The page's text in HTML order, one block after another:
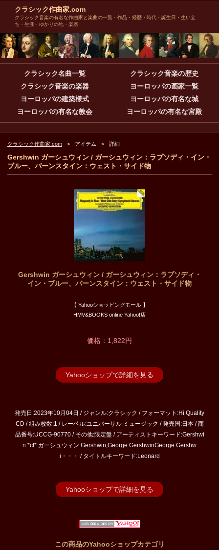
クラシック作曲家.com
クラシック音楽の有名な作曲家と楽曲の一覧・作品・経歴・時代・誕生日・生い立
ち・生涯・ゆかりの地・楽器
クラシック名曲一覧
クラシック音楽の歴史
クラシック音楽の楽器
ヨーロッパの画家一覧
ヨーロッパの建築様式
ヨーロッパの有名な城
ヨーロッパの有名な教会
ヨーロッパの有名な宮殿
クラシック作曲家.com アイテム 詳細
Gershwin ガーシュウィン / ガーシュウィン：ラプソディ・イン・
ブルー、バーンスタイン：ウェスト・サイド物
Gershwin ガーシュウィン / ガーシュウィン：ラプソディ・
イン・ブルー、バーンスタイン：ウェスト・サイド物
【 Yahooショッピングモール 】
HMV&BOOKS online Yahoo!店
価格：1,822円
Yahooショップで詳細を見る
発売日:2023年10月04日 / ジャンル:クラシック / フォーマット:Hi Quality
CD / 組み枚数:1 / レーベル:ユニバーサル ミュージック / 発売国:日本 / 商
品番号:UCCG-90770 / その他:限定盤 / アーティストキーワード:Gershwi
n *cl* ガーシュウィン Gershwin,George GershwinGeorge Gershw
i・・・ / タイトルキーワード:Leonard
Yahooショップで詳細を見る
この商品のYahooショップカテゴリ